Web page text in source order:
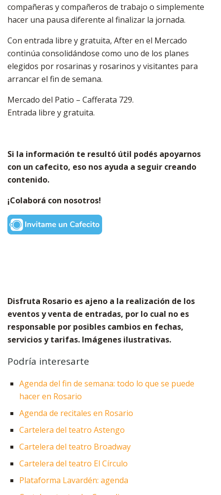
compañeras y compañeros de trabajo o simplemente
hacer una pausa diferente al finalizar la jornada.
Con entrada libre y gratuita, After en el Mercado
continúa consolidándose como uno de los planes
elegidos por rosarinas y rosarinos y visitantes para
arrancar el fin de semana.
Mercado del Patio – Cafferata 729.
Entrada libre y gratuita.
Si la información te resultó útil podés apoyarnos
con un cafecito, eso nos ayuda a seguir creando
contenido.
¡Colaborá con nosotros!
Disfruta Rosario es ajeno a la realización de los
eventos y venta de entradas, por lo cual no es
responsable por posibles cambios en fechas,
servicios y tarifas. Imágenes ilustrativas.
Podría interesarte
Agenda del fin de semana: todo lo que se puede
hacer en Rosario
Agenda de recitales en Rosario
Cartelera del teatro Astengo
Cartelera del teatro Broadway
Cartelera del teatro El Círculo
Plataforma Lavardén: agenda